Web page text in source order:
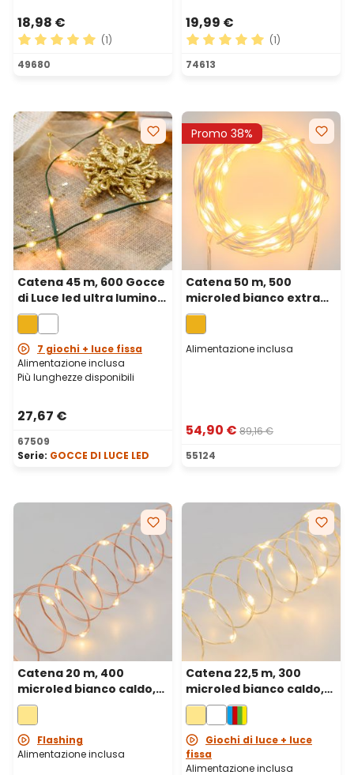
18,98 €
Valutazione media di 5 su 5 stelle
(1)
49680
19,99 €
Valutazione media di 5 su
(1)
74613
Catena 45 m, 600 Gocce
di Luce led ultra luminosi
bianco extra caldo, cavo
verde
7 giochi + luce fissa
Alimentazione inclusa
Più lunghezze disponibili
27,67 €
67509
Serie: GOCCE DI LUCE LED
Promo 38%
Catena 50 m, 500
microled bianco extra
caldo, cavo bianco
Alimentazione inclusa
54,90 € 89,16 €
55124
Catena 20 m, 400
microled bianco caldo,
cavo metal rame
Flashing
Alimentazione inclusa
Catena 22,5 m, 300
microled bianco caldo,
cavo metal argento
Giochi di luce + luce
fissa
Alimentazione inclusa